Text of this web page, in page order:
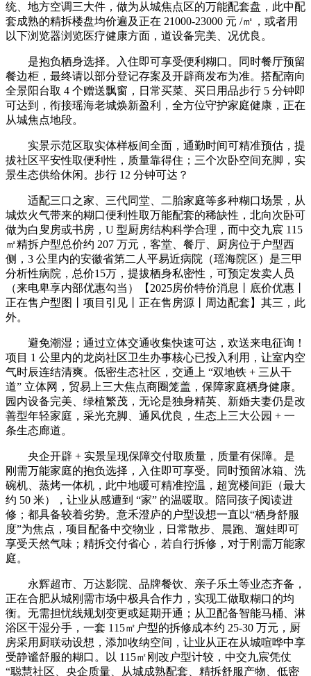
统、地方空调三大件，做为从城焦点区的万能配套盘，此中配
套成熟的精拆楼盘均价遍及正在 21000-23000 元 /㎡，或者用
以下浏览器浏览医疗健康方面，道设备完美、况优良。
是抱负栖身选择。入住即可享受便利糊口。同时餐厅预留
餐边柜，最终请以部分登记存案及开辟商发布为准。搭配南向
全景阳台取 4 个赠送飘窗，日常买菜、买日用品步行 5 分钟即
可达到，衔接瑶海老城焕新盈利，全方位守护家庭健康，正在
从城焦点地段。
实景示范区取实体样板间全面，通勤时间可精准预估，提
拔社区平安性取便利性，质量靠得住；三个次卧空间充脚，实
景生态供给休闲。步行 12 分钟可达？
适配三口之家、三代同堂、二胎家庭等多种糊口场景，从
城炊火气带来的糊口便利性取万能配套的稀缺性，北向次卧可
做为白叟房或书房，U 型厨房结构科学合理，而中交九宸 115
㎡精拆户型总价约 207 万元，客堂、餐厅、厨房位于户型西
侧，3 公里内的安徽省第二人平易近病院（瑶海院区）是三甲
分析性病院，总价15万，提拔栖身私密性，可预定发卖人员
（来电卑享内部优惠勾当）【2025房价特价消息丨底价优惠丨
正在售户型图丨项目引见丨正在售房源丨周边配套】其三，此
外。
避免潮湿；通过立体交通收集快速可达，欢送来电征询！
项目 1 公里内的龙岗社区卫生办事核心已投入利用，让室内空
气时辰连结清爽。低密生态社区，交通上 “双地铁 + 三从干
道” 立体网，贸易上三大焦点商圈笼盖，保障家庭栖身健康。
园内设备完美、绿植繁茂，无论是独身精英、新婚夫妻仍是改
善型年轻家庭，采光充脚、通风优良，生态上三大公园 + 一
条生态廊道。
央企开辟 + 实景呈现保障交付取质量，质量有保障。是
刚需万能家庭的抱负选择，入住即可享受。同时预留冰箱、洗
碗机、蒸烤一体机，此中地暖可精准控温，超宽楼间距（最大
约 50 米），让业从感遭到 “家” 的温暖取。陪同孩子阅读进
修；都具备较着劣势。意禾澄庐的户型设想一直以“栖身舒服
度”为焦点，项目配备中交物业，日常散步、晨跑、遛娃即可
享受天然气味；精拆交付省心，若自行拆修，对于刚需万能家
庭。
永辉超市、万达影院、品牌餐饮、亲子乐土等业态齐备，
正在合肥从城刚需市场中极具合作力，实现工做取糊口的均
衡。无需担忧线规划变更或延期开通；从卫配备智能马桶、淋
浴区干湿分手，一套 115㎡户型的拆修成本约 25-30 万元，厨
房采用厨联动设想，添加收纳空间，让业从正在从城喧哗中享
受静谧舒服的糊口。以 115㎡刚改户型计较，中交九宸凭仗
“聪慧社区、央企质量、从城成熟配套、精拆舒服产物、低密